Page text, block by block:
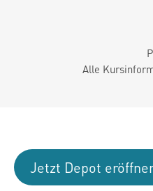
Alle
Jetzt Depot